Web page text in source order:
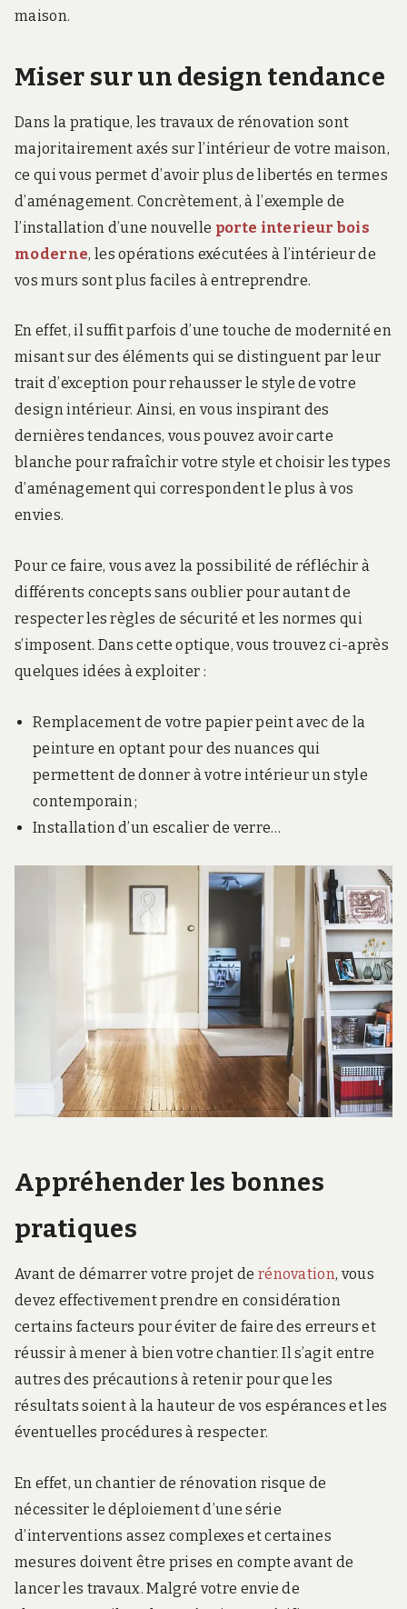
maison.
Miser sur un design tendance
Dans la pratique, les travaux de rénovation sont
majoritairement axés sur l’intérieur de votre maison,
ce qui vous permet d’avoir plus de libertés en termes
d’aménagement. Concrètement, à l’exemple de
l’installation d’une nouvelle porte interieur bois
moderne, les opérations exécutées à l’intérieur de
vos murs sont plus faciles à entreprendre.
En effet, il suffit parfois d’une touche de modernité en
misant sur des éléments qui se distinguent par leur
trait d’exception pour rehausser le style de votre
design intérieur. Ainsi, en vous inspirant des
dernières tendances, vous pouvez avoir carte
blanche pour rafraîchir votre style et choisir les types
d’aménagement qui correspondent le plus à vos
envies.
Pour ce faire, vous avez la possibilité de réfléchir à
différents concepts sans oublier pour autant de
respecter les règles de sécurité et les normes qui
s’imposent. Dans cette optique, vous trouvez ci-après
quelques idées à exploiter :
Remplacement de votre papier peint avec de la
peinture en optant pour des nuances qui
permettent de donner à votre intérieur un style
contemporain ;
Installation d’un escalier de verre…
Appréhender les bonnes
pratiques
Avant de démarrer votre projet de rénovation, vous
devez effectivement prendre en considération
certains facteurs pour éviter de faire des erreurs et
réussir à mener à bien votre chantier. Il s’agit entre
autres des précautions à retenir pour que les
résultats soient à la hauteur de vos espérances et les
éventuelles procédures à respecter.
En effet, un chantier de rénovation risque de
nécessiter le déploiement d’une série
d’interventions assez complexes et certaines
mesures doivent être prises en compte avant de
lancer les travaux. Malgré votre envie de